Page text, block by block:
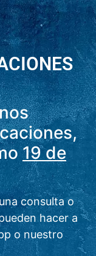
19 de
consulta o
hacer a
o nuestro